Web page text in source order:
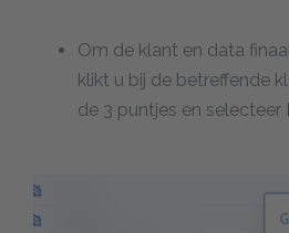
Om de klant en data
klikt u bij de betreffende
de 3 puntjes en selecteer